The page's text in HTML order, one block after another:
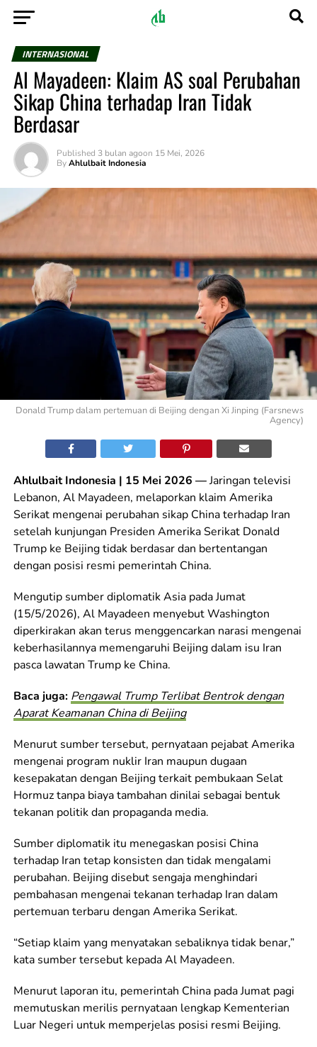
INTERNASIONAL
Al Mayadeen: Klaim AS soal Perubahan
Sikap China terhadap Iran Tidak
Berdasar
Published 3 bulan agoon 15 Mei, 2026
By Ahlulbait Indonesia
Donald Trump dalam pertemuan di Beijing dengan Xi Jinping (Farsnews
Agency)
Ahlulbait Indonesia | 15 Mei 2026 —Jaringan televisi
Lebanon, Al Mayadeen, melaporkan klaim Amerika
Serikat mengenai perubahan sikap China terhadap Iran
setelah kunjungan Presiden Amerika Serikat Donald
Trump ke Beijing tidak berdasar dan bertentangan
dengan posisi resmi pemerintah China.
Mengutip sumber diplomatik Asia pada Jumat
(15/5/2026), Al Mayadeen menyebut Washington
diperkirakan akan terus menggencarkan narasi mengenai
keberhasilannya memengaruhi Beijing dalam isu Iran
pasca lawatan Trump ke China.
Baca juga: Pengawal Trump Terlibat Bentrok dengan
Aparat Keamanan China di Beijing
Menurut sumber tersebut, pernyataan pejabat Amerika
mengenai program nuklir Iran maupun dugaan
kesepakatan dengan Beijing terkait pembukaan Selat
Hormuz tanpa biaya tambahan dinilai sebagai bentuk
tekanan politik dan propaganda media.
Sumber diplomatik itu menegaskan posisi China
terhadap Iran tetap konsisten dan tidak mengalami
perubahan. Beijing disebut sengaja menghindari
pembahasan mengenai tekanan terhadap Iran dalam
pertemuan terbaru dengan Amerika Serikat.
“Setiap klaim yang menyatakan sebaliknya tidak benar,”
kata sumber tersebut kepada Al Mayadeen.
Menurut laporan itu, pemerintah China pada Jumat pagi
memutuskan merilis pernyataan lengkap Kementerian
Luar Negeri untuk memperjelas posisi resmi Beijing.